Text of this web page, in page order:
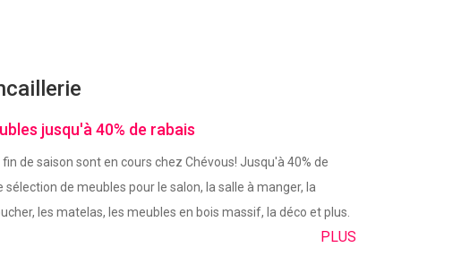
jusqu'à 40% de rabais
fin de saison sont en cours chez Chévous! Jusqu'à 40% de
sélection de meubles pour le salon, la salle à manger, la
les matelas, les meubles en bois massif, la déco et plus.
PLUS